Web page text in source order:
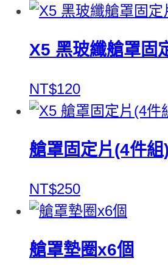
X5 黑玻纖艙罩固
NT$120
艙罩固定片(4件
NT$250
艙罩墊圈x6個